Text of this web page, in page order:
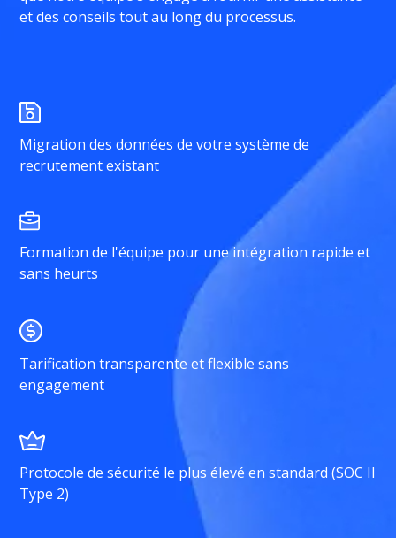
et des conseils tout au long du processus.
Migration des données de votre système de
recrutement existant
Formation de l'équipe pour une intégration rapide et
sans heurts
Tarification transparente et flexible sans
engagement
Protocole de sécurité le plus élevé en standard (SOC II
Type 2)